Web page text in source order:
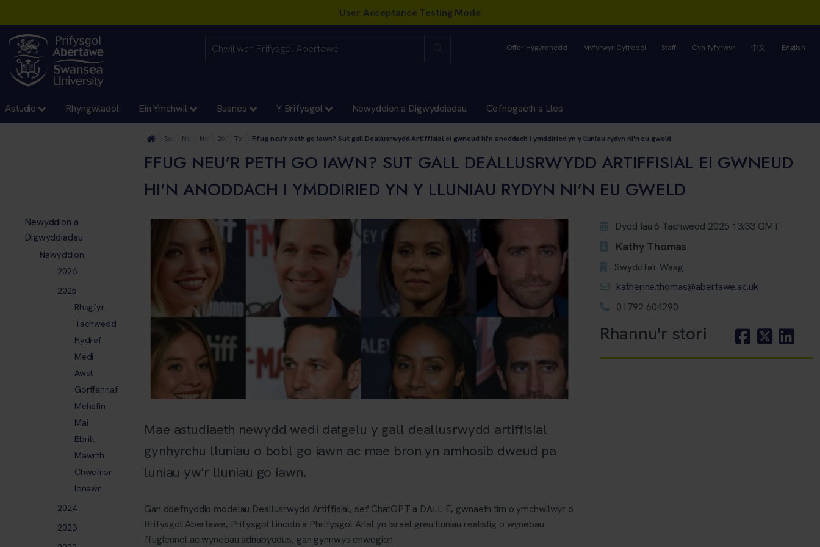
Offer Hygyrchedd Myfyrwyr Cyfredol Staff Cyn-fyfyrwyr 中文 English
Astudio Rhyngwladol Ein Ymchwil Busnes Y Brifysgol Newyddion a Digwyddiadau Cefnogaeth a Lles
Swyddfa'r Wasg
Newyddion a Digwyddiadau
Newyddion
2025 TachweddFfug neu'r peth go iawn? Sut gall Deallusrwydd Artiffisial ei gwneud hi'n anoddach i ymddiried yn y lluniau rydyn ni'n eu gweld
FFUG NEU'R PETH GO IAWN? SUT GALL DEALLUSRWYDD ARTIFFISIAL EI GWNEUD
HI'N ANODDACH I YMDDIRIED YN Y LLUNIAU RYDYN NI'N EU GWELD
Mae astudiaeth newydd wedi datgelu y gall deallusrwydd artiffisial
gynhyrchu lluniau o bobl go iawn ac mae bron yn amhosib dweud pa
luniau yw'r lluniau go iawn.
Gan ddefnyddio modelau Deallusrwydd Artiffisial, sef ChatGPT a DALL·E, gwnaeth tîm o ymchwilwyr o
Brifysgol Abertawe, Prifysgol Lincoln a Phrifysgol Ariel yn Israel greu lluniau realistig o wynebau
ffuglennol ac wynebau adnabyddus, gan gynnwys enwogion.
Dydd Iau 6 Tachwedd 2025 13:33 GMT
Kathy Thomas
Swyddfa'r Wasg
katherine.thomas@abertawe.ac.uk
01792 604290
Rhannu'r stori
Newyddion a
Digwyddiadau
Newyddion
2026
2025
Rhagfyr
Tachwedd
Hydref
Medi
Awst
Gorffennaf
Mehefin
Mai
Ebrill
Mawrth
Chwefror
Ionawr
2024
2023